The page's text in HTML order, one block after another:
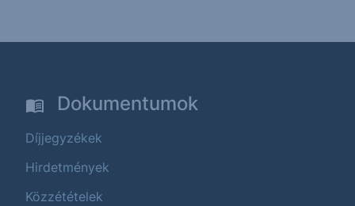
Dokumentumok
Díjjegyzékek
Hirdetmények
Közzétételek